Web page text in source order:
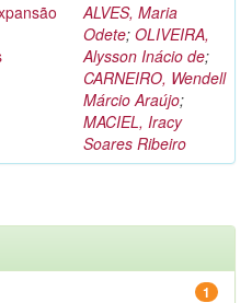
ALVES, Maria
Odete; OLIVEIRA,
Alysson Inácio de;
CARNEIRO, Wendell
Márcio Araújo;
MACIEL, Iracy
Soares Ribeiro
1